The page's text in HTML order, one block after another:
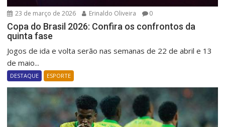
23 de março de 2026 Erinaldo Oliveira 0
Copa do Brasil 2026: Confira os confrontos da
quinta fase
Jogos de ida e volta serão nas semanas de 22 de abril e 13
de maio...
DESTAQUE ESPORTE